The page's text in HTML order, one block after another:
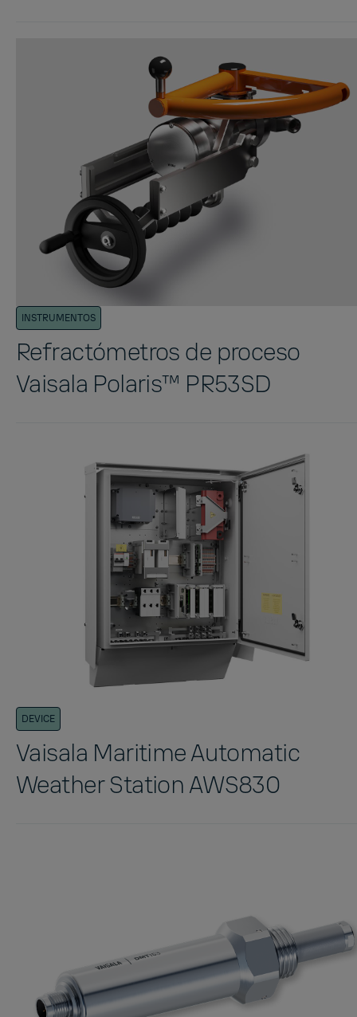
INSTRUMENTOS
Refractómetros de proceso
Vaisala Polaris™ PR53SD
DEVICE
Vaisala Maritime Automatic
Weather Station AWS830